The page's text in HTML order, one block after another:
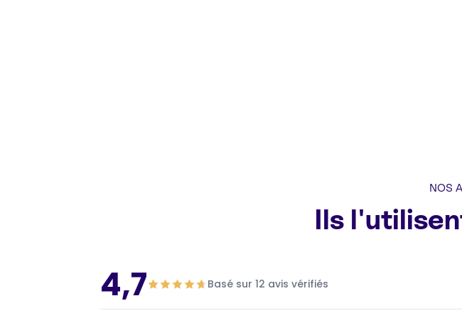
NOS
Ils
4,7 Basé sur 12 avis vérifiés